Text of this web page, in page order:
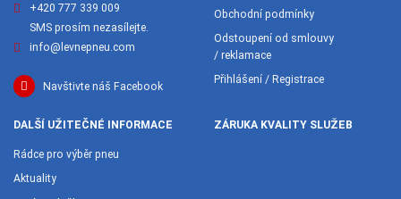
+420 777 339 009
SMS prosím nezasílejte.
info@levnepneu.com
Navštivte náš Facebook
Obchodní podmínky
Odstoupení od smlouvy
/ reklamace
Přihlášení / Registrace
DALŠÍ UŽITEČNÉ INFORMACE
Rádce pro výběr pneu
Aktuality
ZÁRUKA KVALITY SLUŽEB